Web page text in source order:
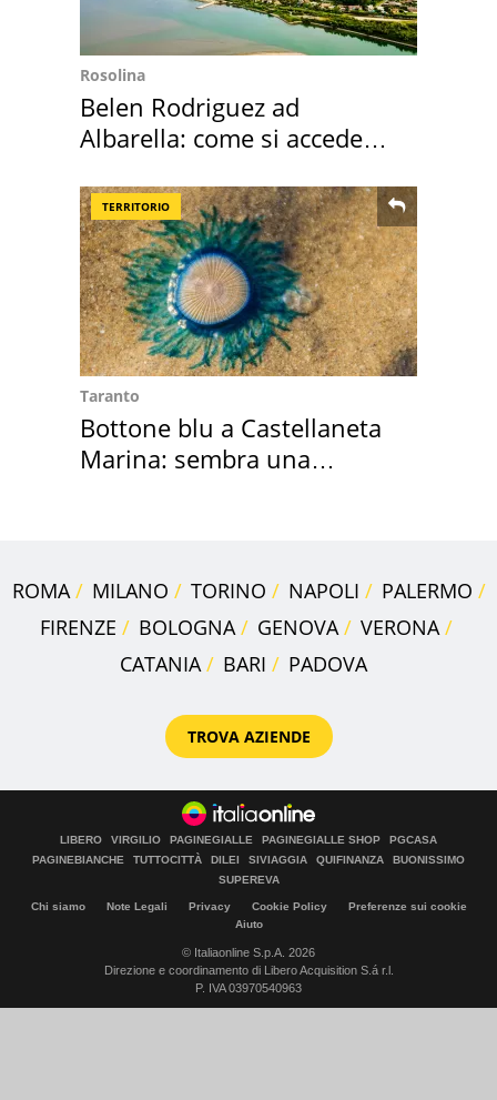
Rosolina
Belen Rodriguez ad
Albarella: come si accede
TERRITORIO
Taranto
Bottone blu a Castellaneta
Marina: sembra una
ROMA MILANO TORINO NAPOLI
PALERMO
FIRENZE
BOLOGNA GENOVA
VERONA
CATANIA
BARI PADOVA
TROVA AZIENDE
LIBERO VIRGILIO PAGINEGIALLE PAGINEGIALLE SHOP
PGCASA
PAGINEBIANCHE
TUTTOCITTÀ DILEI SIVIAGGIA QUIFINANZA
BUONISSIMO
SUPEREVA
Chi siamo Note Legali Privacy Cookie Policy
Preferenze sui cookie
Aiuto
© Italiaonline S.p.A. 2026
Direzione e coordinamento di Libero Acquisition S.á r.l.
P. IVA 03970540963